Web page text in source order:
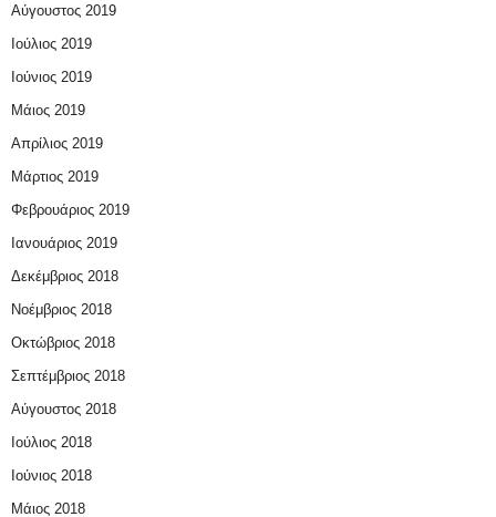
Αύγουστος 2019
Ιούλιος 2019
Ιούνιος 2019
Μάιος 2019
Απρίλιος 2019
Μάρτιος 2019
Φεβρουάριος 2019
Ιανουάριος 2019
Δεκέμβριος 2018
Νοέμβριος 2018
Οκτώβριος 2018
Σεπτέμβριος 2018
Αύγουστος 2018
Ιούλιος 2018
Ιούνιος 2018
Μάιος 2018